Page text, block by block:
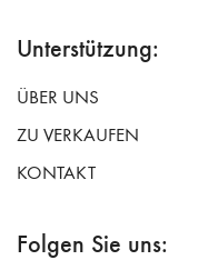
Unterstützung:
ÜBER UNS
ZU VERKAUFEN
KONTAKT
Folgen Sie uns: